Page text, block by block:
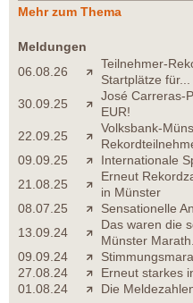
Mehr zum Thema
Meldungen
06.08.26
Teilnehmer-
Startplätze für...
30.09.25
José Carreras-
EUR!
22.09.25
Volksbank-
09.09.25
Internationale
21.08.25
Erneut
in Münster
08.07.25
Sensationelle
13.09.24
Das waren die
Münster
09.09.24
27.08.24
Erneut starkes
01.08.24
Die